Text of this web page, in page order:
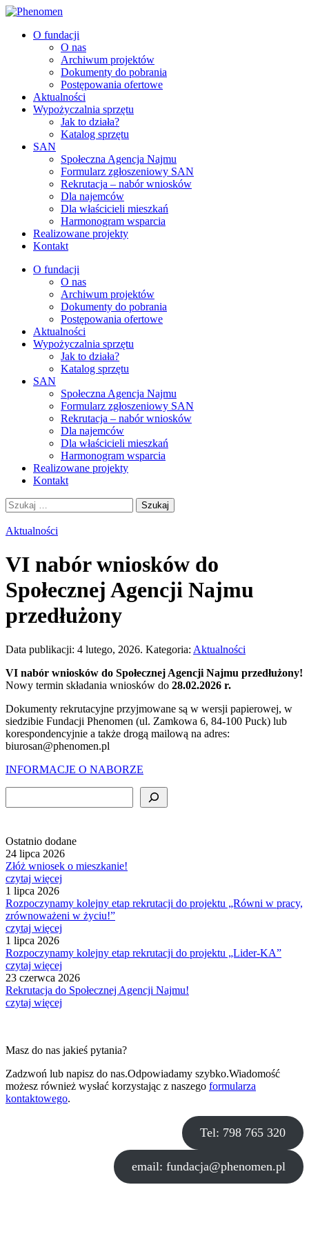
O fundacji
O nas
Archiwum projektów
Dokumenty do pobrania
Postępowania ofertowe
Aktualności
Wypożyczalnia sprzętu
Jak to działa?
Katalog sprzętu
SAN
Społeczna Agencja Najmu
Formularz zgłoszeniowy SAN
Rekrutacja – nabór wniosków
Dla najemców
Dla właścicieli mieszkań
Harmonogram wsparcia
Realizowane projekty
Kontakt
O fundacji
O nas
Archiwum projektów
Dokumenty do pobrania
Postępowania ofertowe
Aktualności
Wypożyczalnia sprzętu
Jak to działa?
Katalog sprzętu
SAN
Społeczna Agencja Najmu
Formularz zgłoszeniowy SAN
Rekrutacja – nabór wniosków
Dla najemców
Dla właścicieli mieszkań
Harmonogram wsparcia
Realizowane projekty
Kontakt
Szukaj:
Aktualności
VI nabór wniosków do
Społecznej Agencji Najmu
przedłużony
Data publikacji: 4 lutego, 2026. Kategoria: Aktualności
VI nabór wniosków do Społecznej Agencji Najmu przedłużony!
Nowy termin składania wniosków do 28.02.2026 r.
Dokumenty rekrutacyjne przyjmowane są w wersji papierowej, w
siedzibie Fundacji Phenomen (ul. Zamkowa 6, 84-100 Puck) lub
korespondencyjnie a także drogą mailową na adres:
biurosan@phenomen.pl
INFORMACJE O NABORZE
Ostatnio dodane
24 lipca 2026
Złóż wniosek o mieszkanie!
czytaj więcej
1 lipca 2026
Rozpoczynamy kolejny etap rekrutacji do projektu „Równi w pracy,
zrównoważeni w życiu!”
czytaj więcej
1 lipca 2026
Rozpoczynamy kolejny etap rekrutacji do projektu „Lider-KA”
czytaj więcej
23 czerwca 2026
Rekrutacja do Społecznej Agencji Najmu!
czytaj więcej
Masz do nas jakieś pytania?
Zadzwoń lub napisz do nas.Odpowiadamy szybko.Wiadomość
możesz również wysłać korzystając z naszego formularza
kontaktowego.
Tel: 798 765 320
email: fundacja@phenomen.pl